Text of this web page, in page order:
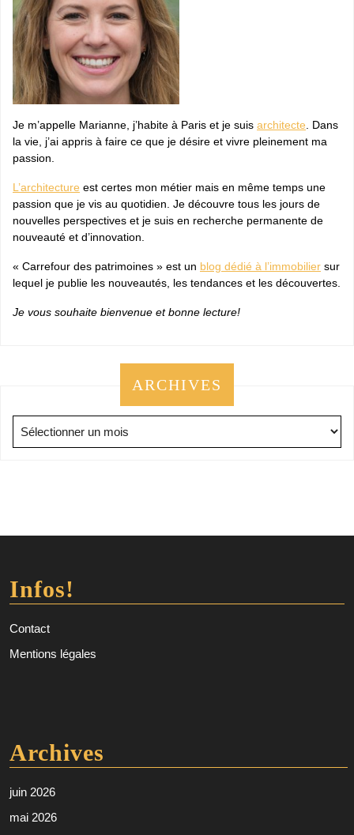
Je m’appelle Marianne, j’habite à Paris et je suis architecte . Dans
la vie, j’ai appris à faire ce que je désire et vivre pleinement ma
passion.
L’architecture est certes mon métier mais en même temps une
passion que je vis au quotidien. Je découvre tous les jours de
nouvelles perspectives et je suis en recherche permanente de
nouveauté et d’innovation.
« Carrefour des patrimoines » est un blog dédié à l’immobilier sur
lequel je publie les nouveautés, les tendances et les découvertes.
Je vous souhaite bienvenue et bonne lecture!
ARCHIVES
Infos!
Contact
Mentions légales
Archives
juin 2026
mai 2026